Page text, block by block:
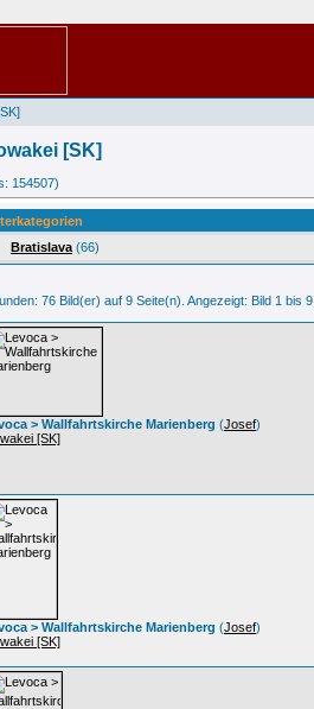
[SK]
154507)
Bratislava (66)
76 Bild(er) auf 9 Seite(n). Angezeigt: Bild 1 bis 9.
> Wallfahrtskirche Marienberg (Josef)
[SK]
> Wallfahrtskirche Marienberg (Josef)
[SK]